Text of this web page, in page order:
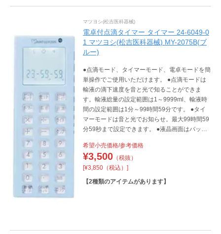
マツヨシ(松吉医科器械)
電卓付点滴タイマー タイマー 24-6049-0
1 マツヨシ(松吉医科器械) MY-2075B(ブ
ルー)
●点滴モード、タイマーモード、電卓モードを簡
単操作でご使用いただけます。 ●点滴モードは
輸液の滴下速度を音と光で知ることができま
す。輸液総量の設定範囲は1～9999ml、輸液時
間の設定範囲は1分～99時間59分です。 ●タイ
マーモードは音と光でお知らせ。最大99時間59
分59秒まで設定できます。 ●液晶画面はバック
きます。 ●本体の側面には、10cmのゲージと半
円型のゲージが付いています。
希望小売価格/参考価格
¥3,500（税抜）
[¥3,850（税込）]
【2種類のアイテムがあります】